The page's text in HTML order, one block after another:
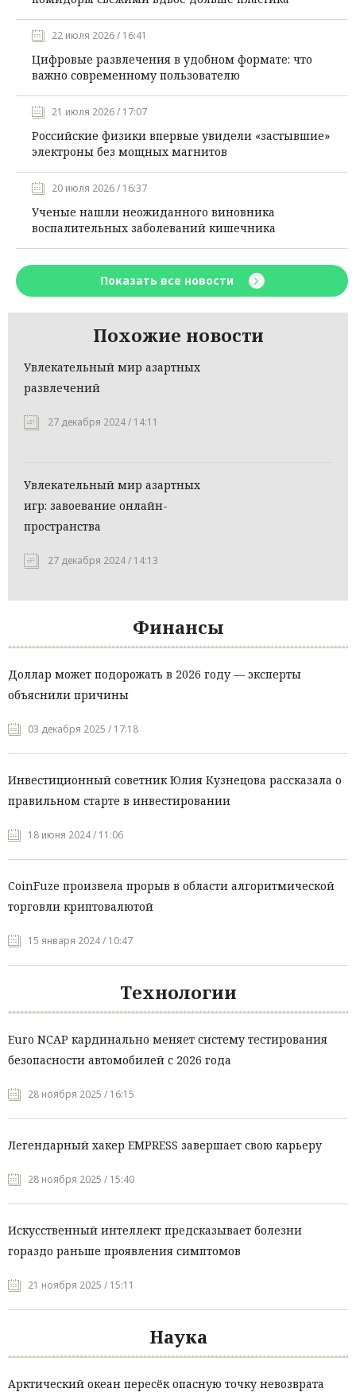
22 июля 2026 / 16:41
Цифровые развлечения в удобном формате: что
важно современному пользователю
21 июля 2026 / 17:07
Российские физики впервые увидели «застывшие»
электроны без мощных магнитов
20 июля 2026 / 16:37
Ученые нашли неожиданного виновника
воспалительных заболеваний кишечника
Показать все новости
Похожие новости
Увлекательный мир азартных
развлечений
27 декабря 2024 / 14:11
Увлекательный мир азартных
игр: завоевание онлайн-
пространства
27 декабря 2024 / 14:13
Финансы
Доллар может подорожать в 2026 году — эксперты
объяснили причины
03 декабря 2025 / 17:18
Инвестиционный советник Юлия Кузнецова рассказала о
правильном старте в инвестировании
18 июня 2024 / 11:06
CoinFuze произвела прорыв в области алгоритмической
торговли криптовалютой
15 января 2024 / 10:47
Технологии
Euro NCAP кардинально меняет систему тестирования
безопасности автомобилей с 2026 года
28 ноября 2025 / 16:15
Легендарный хакер EMPRESS завершает свою карьеру
28 ноября 2025 / 15:40
Искусственный интеллект предсказывает болезни
гораздо раньше проявления симптомов
21 ноября 2025 / 15:11
Наука
Арктический океан пересёк опасную точку невозврата